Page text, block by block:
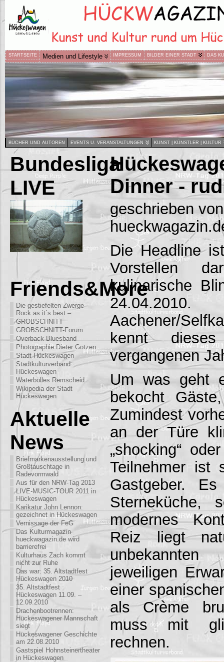
STARTSEITE Medien und Lifestyle IMPRESSUM BILDER EINER STADT DAS
BÜCHER UND AUTOREN EVENTS U. VERANSTALTUNGEN KUNST | KÜNSTLER | KULTUR
Bundesliga
LIVE
Friends&More
Die gestiefelten Zwerge –
Rock as it´s best –
GROBSCHNITT
GROBSCHNITT-Forum
Overback Bluesband
Photographie Dieter Gotzen
Stadt Hückeswagen
Stadtkulturverband
Hückeswagen
Waterbölles Remscheid
Wikipedia der Stadt
Hückeswagen
Aktuelle
News
Briefmarkenausstellung und
Großtauschtage in
Radevormwald
Aus für den NRW-Tag 2013
LIVE-MUSIC-TOUR 2011 in
Hückeswagen
Karikatur John Lennon:
gezeichnet in Hückeswagen
Vernissage der FeG
Das Kulturmagazin
hueckwagazin.de wird
barrierefrei
Kulturhaus Zach kommt
nicht zur Ruhe
Das war: 35. Altstadtfest
Hückeswagen 2010
35. Altstadtfest
Hückeswagen 11.09. –
12.09.2010
Drachenbootrennen:
Hückeswagener Mannschaft
siegt
Hückeswagener Geschichte
am 22.08.2010
Gastspiel Hohnsteinertheater
in Hückeswagen
Dinner -
geschrieben
Die Headline
Vorstellen
kulinarische
Aachener/
kennt
vergangenen
Um was geht
bekocht
Zumindest
an der Türe
„shocking“
Teilnehmer ist
Gastgeber.
Sterneküche,
modernes
Reiz liegt
jeweiligen
einer
als Crème
muss mit
rechnen.